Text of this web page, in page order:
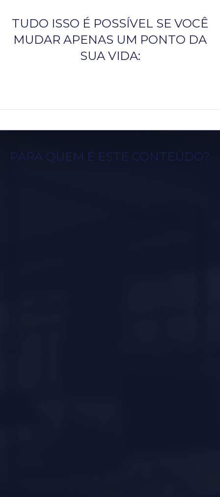
TUDO ISSO É POSSÍVEL SE VOCÊ
MUDAR APENAS UM PONTO DA
SUA VIDA:
PARA QUEM É ESTE CONTEÚDO?